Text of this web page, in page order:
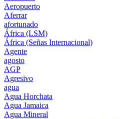
Aeropuerto
Aferrar
afortunado
África (LSM)
África (Señas Internacional)
Agente
agosto
AGP
Agresivo
agua
Agua Horchata
Agua Jamaica
Agua Mineral